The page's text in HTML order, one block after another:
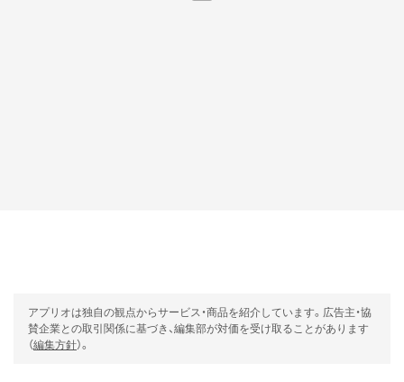
アプリオは独自の観点からサービス・商品を紹介しています。広告主・協
賛企業との取引関係に基づき、編集部が対価を受け取ることがあります
（編集方針）。